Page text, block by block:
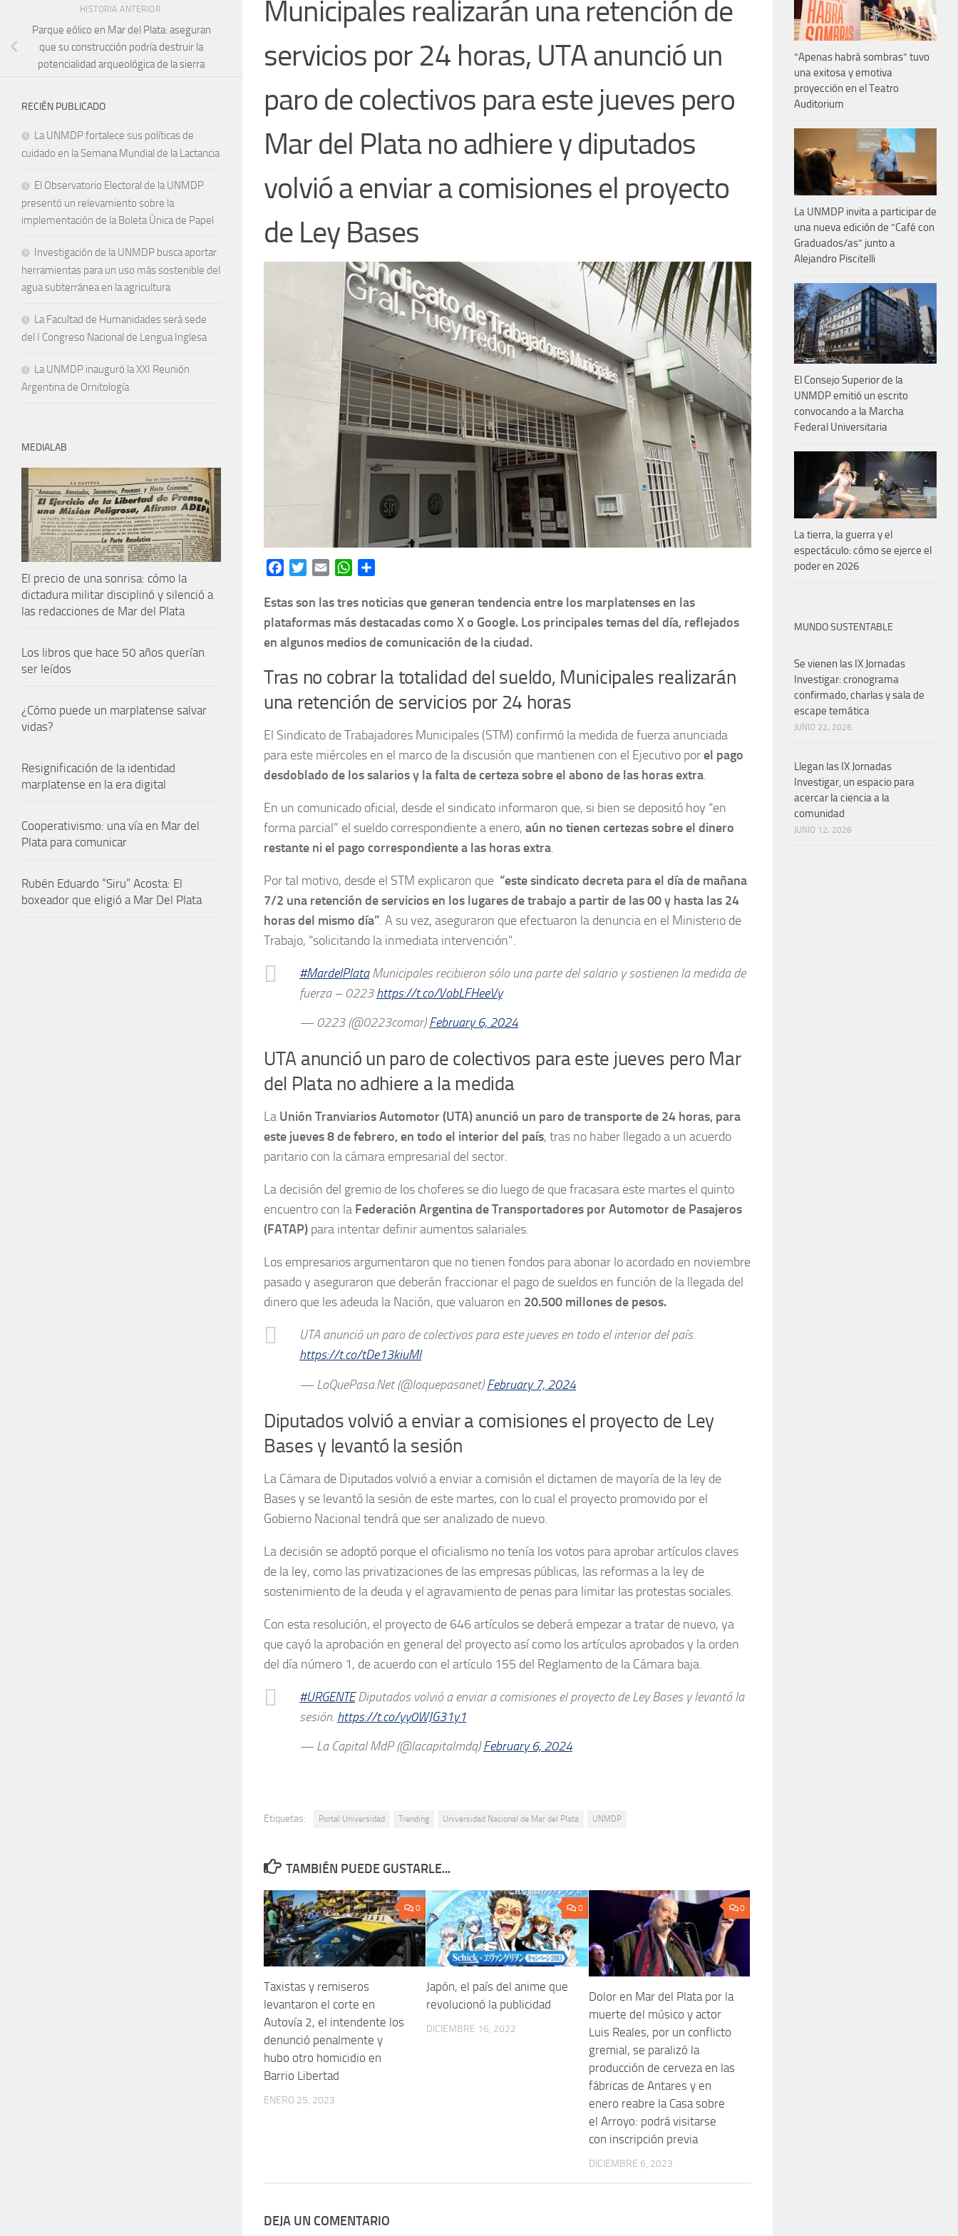
Municipales realizarán una retención de
servicios por 24 horas, UTA anunció un
paro de colectivos para este jueves pero
Mar del Plata no adhiere y diputados
volvió a enviar a comisiones el proyecto
de Ley Bases
FacebookTwitterEmail WhatsApp
Estas son las tres noticias que generan tendencia entre los marplatenses en las
plataformas más destacadas como X o Google. Los principales temas del día, reflejados
en algunos medios de comunicación de la ciudad.
Tras no cobrar la totalidad del sueldo, Municipales realizarán
una retención de servicios por 24 horas
El Sindicato de Trabajadores Municipales (STM) confirmó la medida de fuerza anunciada
para este miércoles en el marco de la discusión que mantienen con el Ejecutivo porel pago
desdoblado de los salarios y la falta de certeza sobre el abono de las horas extra.
En un comunicado oficial, desde el sindicato informaron que, si bien se depositó hoy “en
forma parcial” el sueldo correspondiente a enero, aún no tienen certezas sobre el dinero
restante ni el pago correspondiente a las horas extra.
Por tal motivo, desde el STM explicaron que “este sindicato decreta para el día de mañana
7/2 una retención de servicios en los lugares de trabajo a partir de las 00 y hasta las 24
horas del mismo día”. A su vez, aseguraron que efectuaron la denuncia en el Ministerio de
Trabajo, “solicitando la inmediata intervención”.
#MardelPlataMunicipales recibieron sólo una parte del salario y sostienen la medida de
fuerza – 0223https://t.co/VobLFHeeVy
— 0223 (@0223comar)February 6, 2024
UTA anunció un paro de colectivos para este jueves pero Mar
del Plata no adhiere a la medida
La Unión Tranviarios Automotor (UTA) anunció un paro de transporte de 24 horas, para
este jueves 8 de febrero, en todo el interior del país, tras no haber llegado a un acuerdo
paritario con la cámara empresarial del sector.
La decisión del gremio de los choferes se dio luego de que fracasara este martes el quinto
encuentro con la Federación Argentina de Transportadores por Automotor de Pasajeros
(FATAP) para intentar definir aumentos salariales.
Los empresarios argumentaron que no tienen fondos para abonar lo acordado en noviembre
pasado y aseguraron que deberán fraccionar el pago de sueldos en función de la llegada del
dinero que les adeuda la Nación, que valuaron en 20.500 millones de pesos.
UTA anunció un paro de colectivos para este jueves en todo el interior del país.
https://t.co/tDe13kiuMl
— LoQuePasa.Net (@loquepasanet)February 7, 2024
Diputados volvió a enviar a comisiones el proyecto de Ley
Bases y levantó la sesión
La Cámara de Diputados volvió a enviar a comisión el dictamen de mayoría de la ley de
Bases y se levantó la sesión de este martes, con lo cual el proyecto promovido por el
Gobierno Nacional tendrá que ser analizado de nuevo.
La decisión se adoptó porque el oficialismo no tenía los votos para aprobar artículos claves
de la ley, como las privatizaciones de las empresas públicas, las reformas a la ley de
sostenimiento de la deuda y el agravamiento de penas para limitar las protestas sociales.
Con esta resolución, el proyecto de 646 artículos se deberá empezar a tratar de nuevo, ya
que cayó la aprobación en general del proyecto así como los artículos aprobados y la orden
del día número 1, de acuerdo con el artículo 155 del Reglamento de la Cámara baja.
#URGENTEDiputados volvió a enviar a comisiones el proyecto de Ley Bases y levantó la
sesión. https://t.co/yy0WJG31y1
— La Capital MdP (@lacapitalmdq)February 6, 2024
Etiquetas: Portal Universidad Trending Universidad Nacional de Mar del Plata UNMDP
TAMBIÉN PUEDE GUSTARLE...
0
Taxistas y remiseros
levantaron el corte en
Autovía 2, el intendente los
denunció penalmente y
hubo otro homicidio en
Barrio Libertad
ENERO 25, 2023
0
Japón, el país del anime que
revolucionó la publicidad
DICIEMBRE 16, 2022
0
Dolor en Mar del Plata por la
muerte del músico y actor
Luis Reales, por un conflicto
gremial, se paralizó la
producción de cerveza en las
fábricas de Antares y en
enero reabre la Casa sobre
el Arroyo: podrá visitarse
con inscripción previa
DICIEMBRE 6, 2023
DEJA UN COMENTARIO
HISTORIA ANTERIOR
Parque eólico en Mar del Plata: aseguran
que su construcción podría destruir la
potencialidad arqueológica de la sierra
RECIÉN PUBLICADO
La UNMDP fortalece sus políticas de
cuidado en la Semana Mundial de la Lactancia
El Observatorio Electoral de la UNMDP
presentó un relevamiento sobre la
implementación de la Boleta Única de Papel
Investigación de la UNMDP busca aportar
herramientas para un uso más sostenible del
agua subterránea en la agricultura
La Facultad de Humanidades será sede
del I Congreso Nacional de Lengua Inglesa
La UNMDP inauguró la XXI Reunión
Argentina de Ornitología
MEDIALAB
El precio de una sonrisa: cómo la
dictadura militar disciplinó y silenció a
las redacciones de Mar del Plata
Los libros que hace 50 años querían
ser leídos
¿Cómo puede un marplatense salvar
vidas?
Resignificación de la identidad
marplatense en la era digital
Cooperativismo: una vía en Mar del
Plata para comunicar
Rubén Eduardo “Siru” Acosta: El
boxeador que eligió a Mar Del Plata
“Apenas habrá sombras” tuvo
una exitosa y emotiva
proyección en el Teatro
Auditorium
La UNMDP invita a participar de
una nueva edición de “Café con
Graduados/as” junto a
Alejandro Piscitelli
El Consejo Superior de la
UNMDP emitió un escrito
convocando a la Marcha
Federal Universitaria
La tierra, la guerra y el
espectáculo: cómo se ejerce el
poder en 2026
MUNDO SUSTENTABLE
Se vienen las IX Jornadas
Investigar: cronograma
confirmado, charlas y sala de
escape temática
JUNIO 22, 2026
Llegan las IX Jornadas
Investigar, un espacio para
acercar la ciencia a la
comunidad
JUNIO 12, 2026